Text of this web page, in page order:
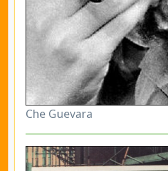
Che Guevara